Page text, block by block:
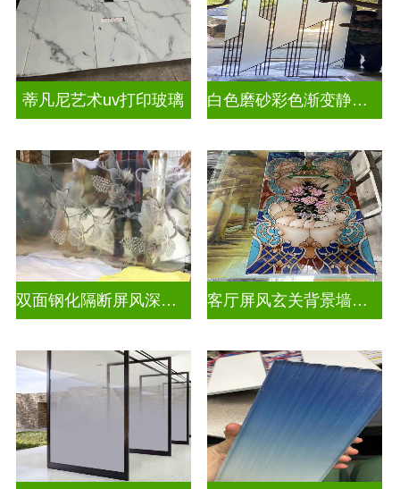
蒂凡尼艺术uv打印玻璃 白色磨砂彩色渐变静电玻璃UV打印加工
双面钢化隔断屏风深雕玻璃 客厅屏风玄关背景墙深雕浮雕玻璃